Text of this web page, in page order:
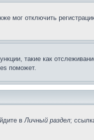
мог отключить
такие как
поможет.
вЛичный раздел;